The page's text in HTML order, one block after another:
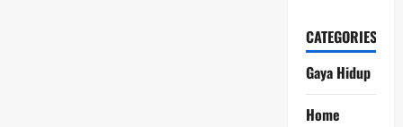
CATEGORIES
Gaya Hidup
Home